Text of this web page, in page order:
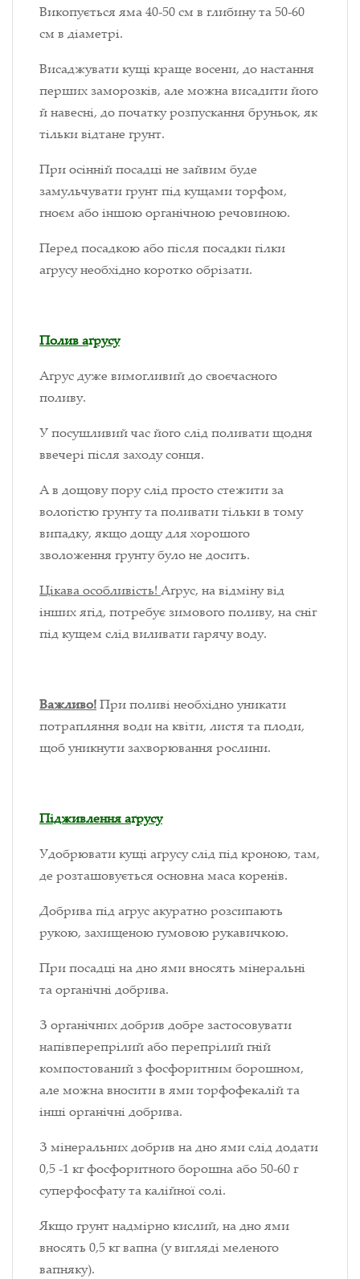
Викопується яма 40-50 см в глибину та 50-60
см в діаметрі.
Висаджувати кущі краще восени, до настання
перших заморозків, але можна висадити його
й навесні, до початку розпускання бруньок, як
тільки відтане грунт.
При осінній посадці не зайвим буде
замульчувати грунт під кущами торфом,
гноєм або іншою органічною речовиною.
Перед посадкою або після посадки гілки
аґрусу необхідно коротко обрізати.
Полив аґрусу
Аґрус дуже вимогливий до своєчасного
поливу.
У посушливий час його слід поливати щодня
ввечері після заходу сонця.
А в дощову пору слід просто стежити за
вологістю грунту та поливати тільки в тому
випадку, якщо дощу для хорошого
зволоження ґрунту було не досить.
Цікава особливість! Аґрус, на відміну від
інших ягід, потребує зимового поливу, на сніг
під кущем слід виливати гарячу воду.
Важливо!При поливі необхідно уникати
потрапляння води на квіти, листя та плоди,
щоб уникнути захворювання рослини.
Підживлення аґрусу
Удобрювати кущі аґрусу слід під кроною, там,
де розташовується основна маса коренів.
Добрива під аґрус акуратно розсипають
рукою, захищеною гумовою рукавичкою.
При посадці на дно ями вносять мінеральні
та органічні добрива.
З органічних добрив добре застосовувати
напівперепрілий або перепрілий гній
компостований з фосфоритним борошном,
але можна вносити в ями торфофекалій та
інші органічні добрива.
З мінеральних добрив на дно ями слід додати
0,5 -1 кг фосфоритного борошна або 50-60 г
суперфосфату та калійної солі.
Якщо грунт надмірно кислий, на дно ями
вносять 0,5 кг вапна (у вигляді меленого
вапняку).